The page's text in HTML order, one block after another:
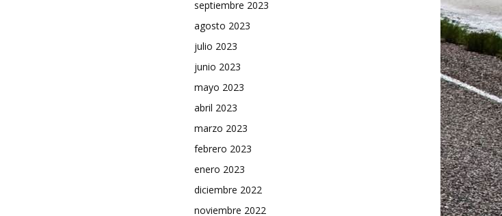
septiembre 2023
agosto 2023
julio 2023
junio 2023
mayo 2023
abril 2023
marzo 2023
febrero 2023
enero 2023
diciembre 2022
noviembre 2022